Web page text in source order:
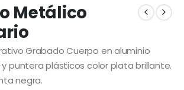
Metálico
Grabado Cuerpo en aluminio
puntera plásticos color plata brillante.
negra.